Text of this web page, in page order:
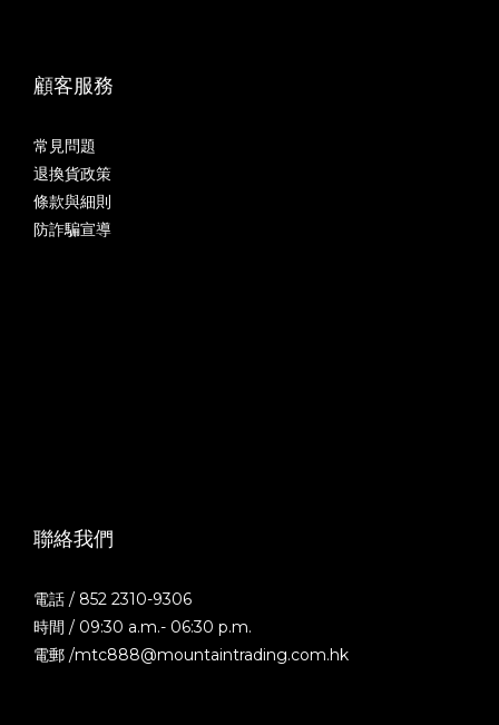
顧客服務
常見問題
退換貨政策
條款與細則
防詐騙宣導
聯絡我們
電話 / 852 2310-9306
時間 / 09:30 a.m.- 06:30 p.m.
電郵 /mtc888@mountaintrading.com.hk